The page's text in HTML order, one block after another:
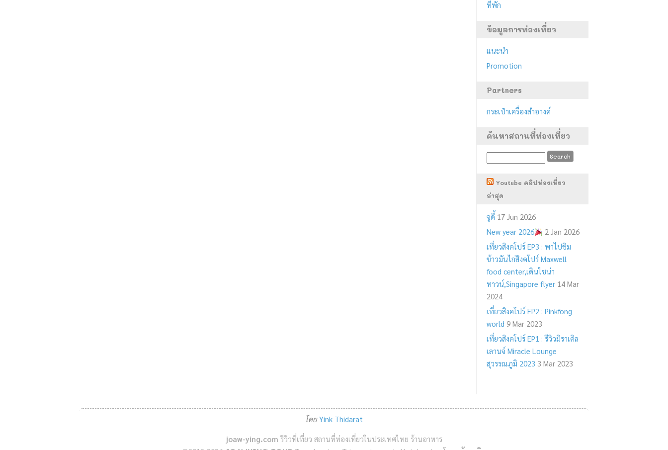
ที่พัก
ข้อมูลการท่องเที่ยว
แนะนำ
Promotion
Partners
กระเป๋าเครื่องสำอางค์
ค้นหาสถานที่ท่องเที่ยว
Youtube คลิปท่องเที่ยว
ล่าสุด
จูดี้ 17 Jun 2026
New year 2026
2 Jan 2026
เที่ยวสิงคโปร์ EP3 : พาไปชิม
ข้าวมันไก่สิงคโปร์ Maxwell
food center,เดินไชน่า
ทาวน์,Singapore flyer 14 Mar
2024
เที่ยวสิงคโปร์ EP2 : Pinkfong
world 9 Mar 2023
เที่ยวสิงคโปร์ EP1 : รีวิวมิราเคิล
เลานจ์ Miracle Lounge
สุวรรณภูมิ 2023 3 Mar 2023
โดยYink Thidarat
joaw-ying.com รีวิวที่เที่ยว สถานที่ท่องเที่ยวในประเทศไทย ร้านอาหาร